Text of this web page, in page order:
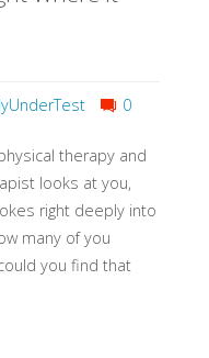
0
therapy and
looks at you,
right deeply into
many of you
you find that